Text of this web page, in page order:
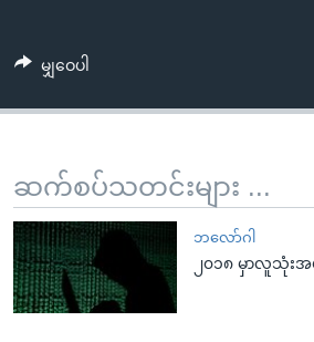
စာမျက်နှာ
ကျော်
ရှာဖွေ
ရန်
နေရာ
သို့
ဗွီအိုအေ လူမှုကွန်ယက်များ
ဘာသာစကားများ
မျှဝေပါ
ဆက်စပ်သတင်းများ ...
ဘလော်ဂါ
၂၀၁၈ မှာလူသုံးအ